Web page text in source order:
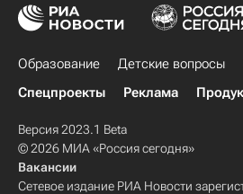
Образование Детские вопросы
Спецпроекты
Реклама
Версия 2023.1 Beta
© 2026 МИА «Россия сегодня»
Вакансии
Сетевое издание РИА Новости